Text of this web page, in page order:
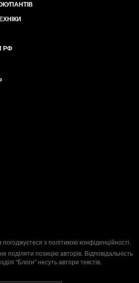
РФ
з політикою конфіденційності.
позицію авторів. Відповідальність
"Блоги" несуть автори текстів.